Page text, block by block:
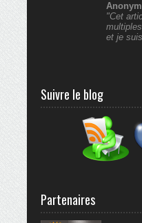
"Cet
et je
Suivre le blog
Partenaires